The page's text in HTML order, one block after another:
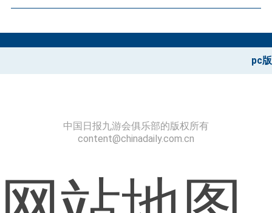
pc版
中国日报九游会俱乐部的版权所有
content@chinadaily.com.cn